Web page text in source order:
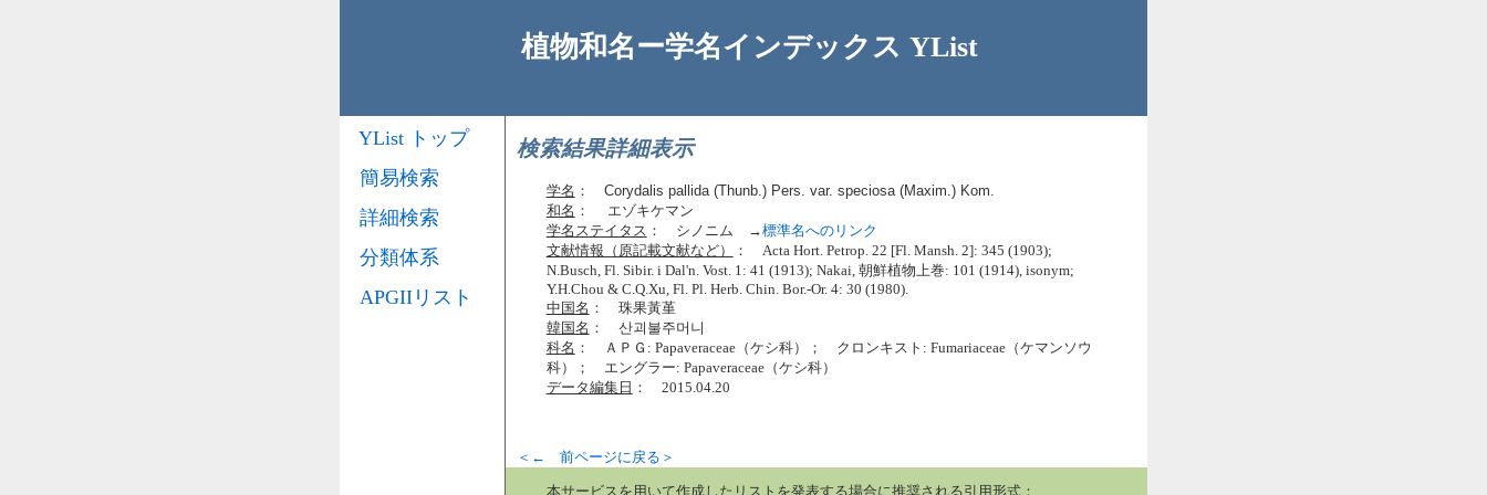
植物和名ー学名インデックス YList
検索結果詳細表示
学名 ： Corydalis pallida (Thunb.) Pers. var. speciosa (Maxim.) Kom.
和名 ： エゾキケマン
学名ステイタス ： シノニム →標準名へのリンク
文献情報（原記載文献など）
： Acta Hort. Petrop. 22 [Fl. Mansh. 2]: 345 (1903);
N.Busch, Fl. Sibir. i Dal'n. Vost. 1: 41 (1913); Nakai, 朝鮮植物上巻: 101 (1914), isonym;
Y.H.Chou & C.Q.Xu, Fl. Pl. Herb. Chin. Bor.-Or. 4: 30 (1980).
中国名 ： 珠果黃堇
韓国名 ： 산괴불주머니
科名 ： ＡＰＧ: Papaveraceae（ケシ科）； クロンキスト: Fumariaceae（ケマンソウ
科）； エングラー: Papaveraceae（ケシ科）
データ編集日 ： 2015.04.20
＜← 前ページに戻る＞
YList トップ
簡易検索
詳細検索
分類体系
APGIIリスト
本サービスを用いて作成したリストを発表する場合に推奨される引用形式：